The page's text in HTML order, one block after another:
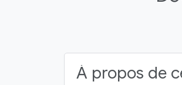
À propos de